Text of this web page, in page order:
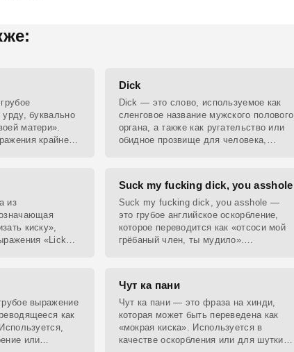
урду, буквально
матери».
крайнего
Dick
Dick — это слово, используемое как
сленговое название мужского полового
органа, а также как ругательство или
обидное прозвище для человека,
из
киску»,
«Lick
Suck my fucking dick, you asshole
Suck my fucking dick, you asshole —
это грубое английское оскорбление,
которое переводится как «отсоси мой
грёбаный член, ты мудило».
выражение
как
или
Чут ка пани
Чут ка пани — это фраза на хинди,
которая может быть переведена как
«мокрая киска». Используется в
качестве оскорбления или для шутки с